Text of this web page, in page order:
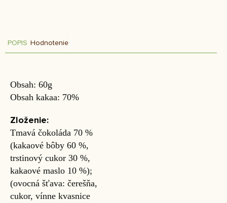
POPIS Hodnotenie
Obsah: 60g
Obsah kakaa: 70%
Zloženie:
Tmavá čokoláda 70 %
(kakaové bôby 60 %,
trstinový cukor 30 %,
kakaové maslo 10 %);
(ovocná šťava: čerešňa,
cukor, vínne kvasnice